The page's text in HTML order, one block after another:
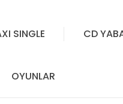
SINGLE CD
OYUNLAR